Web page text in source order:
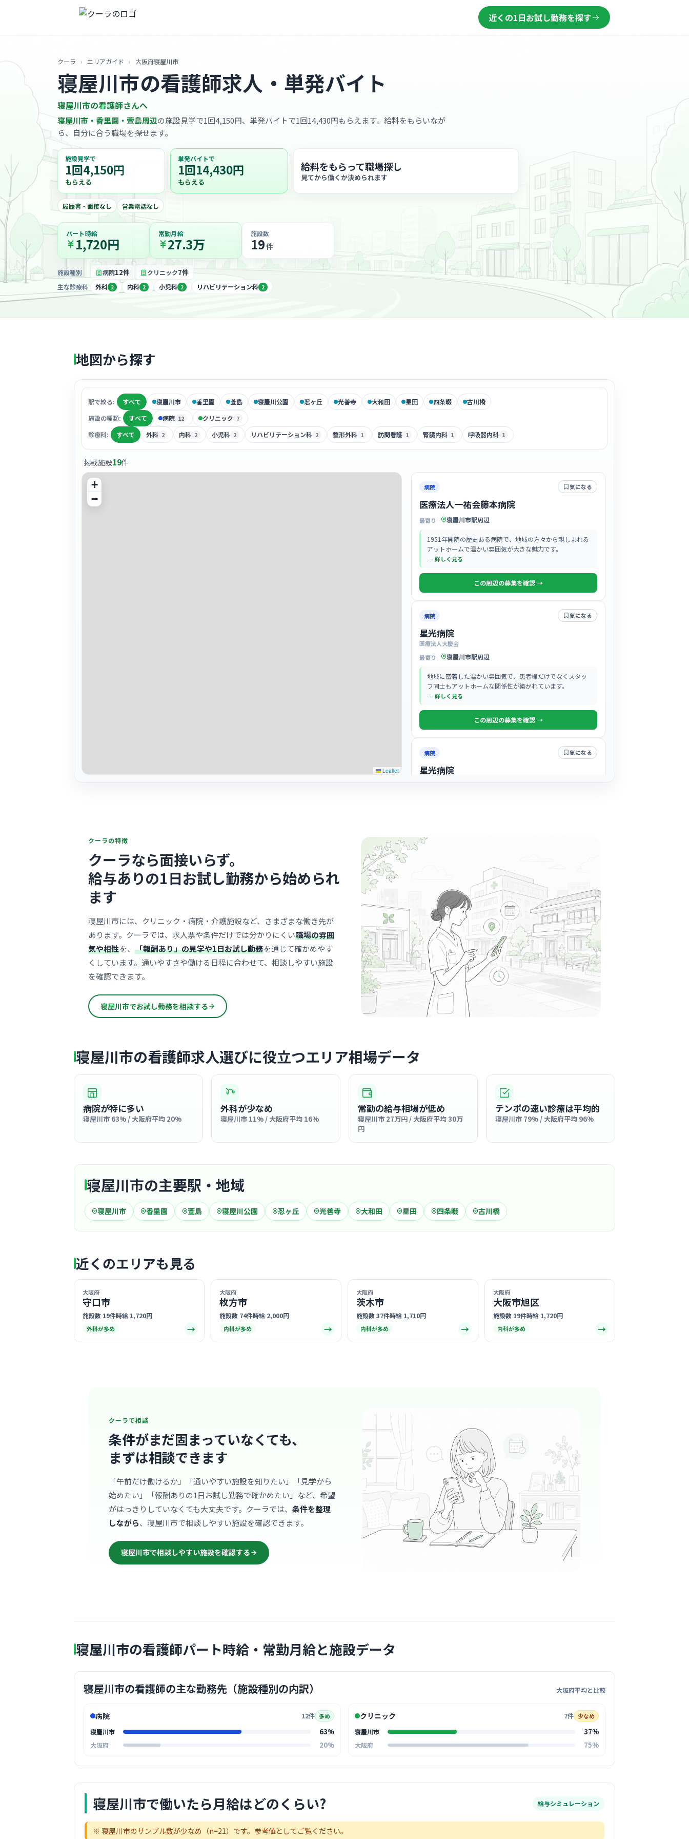
近くの1日お試し勤務を探す
クーラ › エリアガイド › 大阪府寝屋川市
寝屋川市の看護師求人・単発バイト
寝屋川市の看護師さんへ
寝屋川市・香里園・萱島周辺の施設見学で1回4,150円、単発バイトで1回14,430円もらえます。給料をもらいなが
ら、自分に合う職場を探せます。
施設見学で
1回4,150円
もらえる
単発バイトで
1回14,430円
もらえる
給料をもらって職場探し
見てから働くか決められます
履歴書・面接なし 営業電話なし
パート時給
1,720円
常勤月給
27.3万
施設数
19件
施設種別 病院12件 クリニック7件
主な診療科 外科 2 内科 2 小児科 2 リハビリテーション科 2
地図から探す
駅で絞る: すべて 寝屋川市 香里園 萱島 寝屋川公園 忍ヶ丘 光善寺 大和田 星田 四条畷
古川橋
施設の種類:
すべて 病院 12 クリニック 7
診療科: すべて 外科 2 内科 2 小児科 2 リハビリテーション科 2 整形外科 1 訪問看護 1 腎臓内科 1 呼吸器内科 1
掲載施設19件
+
−
Leaflet
病院 気になる
医療法人一祐会藤本病院
最寄り 寝屋川市駅周辺
1951年開院の歴史ある病院で、地域の方々から親しまれる
アットホームで温かい雰囲気が大きな魅力です。
… 詳しく見る
この周辺の募集を確認 →
病院 気になる
星光病院
医療法人大慶会
最寄り
寝屋川市駅周辺
地域に密着した温かい雰囲気で、患者様だけでなくスタッ
フ同士もアットホームな関係性が築かれています。
… 詳しく見る
この周辺の募集を確認 →
病院 気になる
星光病院
気になる
上山病院
社会医療法人山弘会
最寄り
寝屋川市駅周辺
スタッフ間のコミュニケーションが活発で、困ったときに
は周囲がサポートしてくれる温かい職場です。
… 詳しく見る
多職種連携が非常に活発で、スタッフ同士が声を掛け合い
ながら一丸となって利用者様を支える活気ある職場です。
… 詳しく見る
この周辺の募集を確認 →
医療法人協仁会
最寄り
寝屋川市駅周辺
この周辺の募集を確認 →
クリニック
クリニックこまつ
医療法人協仁会
この周辺の募集を確認 →
気になる
寝屋川ひかり病院
医療法人全心会
最寄り
香里園駅周辺
地域の方々に長く親しまれている病院で、患者様一人ひと
りと丁寧に向き合えるアットホームな雰囲気が魅力です。
看護部長をはじめ、穏やかなスタッフが多いと評判の職場
… 詳しく見る
医療法人和敬会寝屋川南病院
クリニック 気になる
かねしろ整形外科リウマチクリニック
地域に根ざした「かかりつけ医」として、患者様とのコミ
クーラの特徴
クーラなら面接いらず。
給与ありの1日お試し勤務から始められ
ます
寝屋川市には、クリニック・病院・介護施設など、さまざまな働き先が
あります。クーラでは、求人票や条件だけでは分かりにくい職場の雰囲
気や相性を、 「報酬あり」の見学や1日お試し勤務を通じて確かめやす
くしています。通いやすさや働ける日程に合わせて、相談しやすい施設
を確認できます。
寝屋川市でお試し勤務を相談する
寝屋川市の看護師求人選びに役立つエリア相場データ
病院が特に多い
寝屋川市 63% / 大阪府平均 20%
外科が少なめ
寝屋川市 11% / 大阪府平均 16%
常勤の給与相場が低め
寝屋川市 27万円 / 大阪府平均 30万
円
テンポの速い診療は平均的
寝屋川市 79% / 大阪府平均 96%
寝屋川市の主要駅・地域
寝屋川市 香里園 萱島 寝屋川公園 忍ヶ丘 光善寺 大和田 星田 四条畷 古川橋
近くのエリアも見る
大阪府
守口市
施設数 19件時給 1,720円
外科が多め →
大阪府
枚方市
施設数 74件時給 2,000円
内科が多め →
大阪府
茨木市
施設数 37件時給 1,710円
内科が多め →
大阪府
大阪市旭区
施設数 19件時給 1,720円
内科が多め →
クーラで相談
条件がまだ固まっていなくても、
まずは相談できます
「午前だけ働けるか」「通いやすい施設を知りたい」「見学から
始めたい」「報酬ありの1日お試し勤務で確かめたい」など、希望
がはっきりしていなくても大丈夫です。クーラでは、 条件を整理
しながら、寝屋川市で相談しやすい施設を確認できます。
寝屋川市で相談しやすい施設を確認する
寝屋川市の看護師パート時給・常勤月給と施設データ
寝屋川市の看護師の主な勤務先（施設種別の内訳） 大阪府平均と比較
病院 12件 多め
寝屋川市 63%
大阪府 20%
クリニック 7件 少なめ
寝屋川市 37%
大阪府 75%
寝屋川市で働いたら月給はどのくらい? 給与シミュレーション
※ 寝屋川市のサンプル数が少なめ（n=21）です。参考値としてご覧ください。